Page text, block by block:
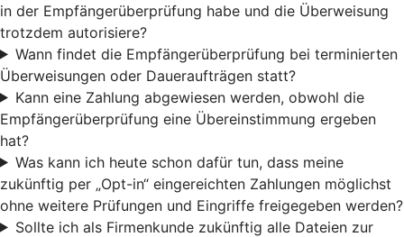
in der Empfängerüberprüfung habe und die Überweisung
trotzdem autorisiere?
Wann findet die Empfängerüberprüfung bei terminierten
Überweisungen oder Daueraufträgen statt?
Kann eine Zahlung abgewiesen werden, obwohl die
Empfängerüberprüfung eine Übereinstimmung ergeben
hat?
Was kann ich heute schon dafür tun, dass meine
zukünftig per „Opt-in“ eingereichten Zahlungen möglichst
ohne weitere Prüfungen und Eingriffe freigegeben werden?
Sollte ich als Firmenkunde zukünftig alle Dateien zur